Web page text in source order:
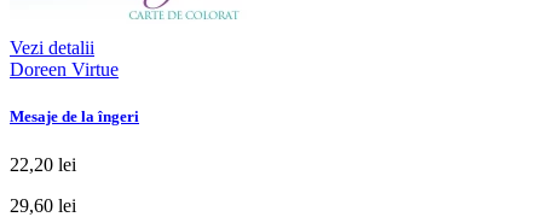
Vezi detalii
Doreen Virtue
Mesaje de la îngeri
22,20 lei
29,60 lei